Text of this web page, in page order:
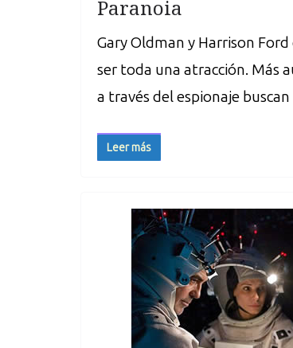
Paranoia
Gary Oldman y Harrison
ser toda una atracción. Más
a través del espionaje
Leer más